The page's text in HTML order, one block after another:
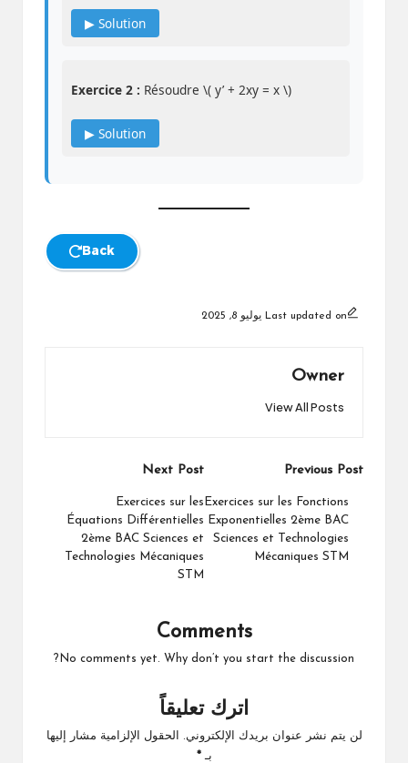
▶ Solution
Exercice 2 : Résoudre \( y’ + 2xy = x \)
▶ Solution
Back
Last updated on يوليو 8, 2025
Owner
View All Posts
Post
navigation
Previous Post
Exercices sur les Fonctions
Exponentielles 2ème BAC
Sciences et Technologies
Mécaniques STM
Next Post
Exercices sur les
Équations Différentielles
2ème BAC Sciences et
Technologies Mécaniques
STM
Comments
No comments yet. Why don’t you start the discussion?
اترك تعليقاً
لن يتم نشر عنوان بريدك الإلكتروني.
الحقول الإلزامية مشار إليها
بـ*